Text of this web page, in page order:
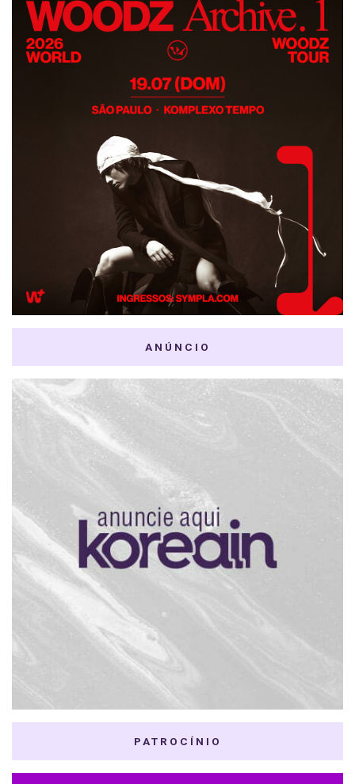
ANÚNCIO
PATROCÍNIO